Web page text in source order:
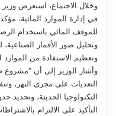
وخلال الاجتماع، استعرض وزير
في إدارة الموارد المائية،
للموقف المائي باستخدام
وتحليل صور الأقمار الصناعية،
وتعظيم الاستفادة من الموارد
وأشار الوزير إلى أن “مشروع
التعديات على مجرى النهر،
التكنولوجيا الحديثة، وتحديد
التأكيد على الالتزام